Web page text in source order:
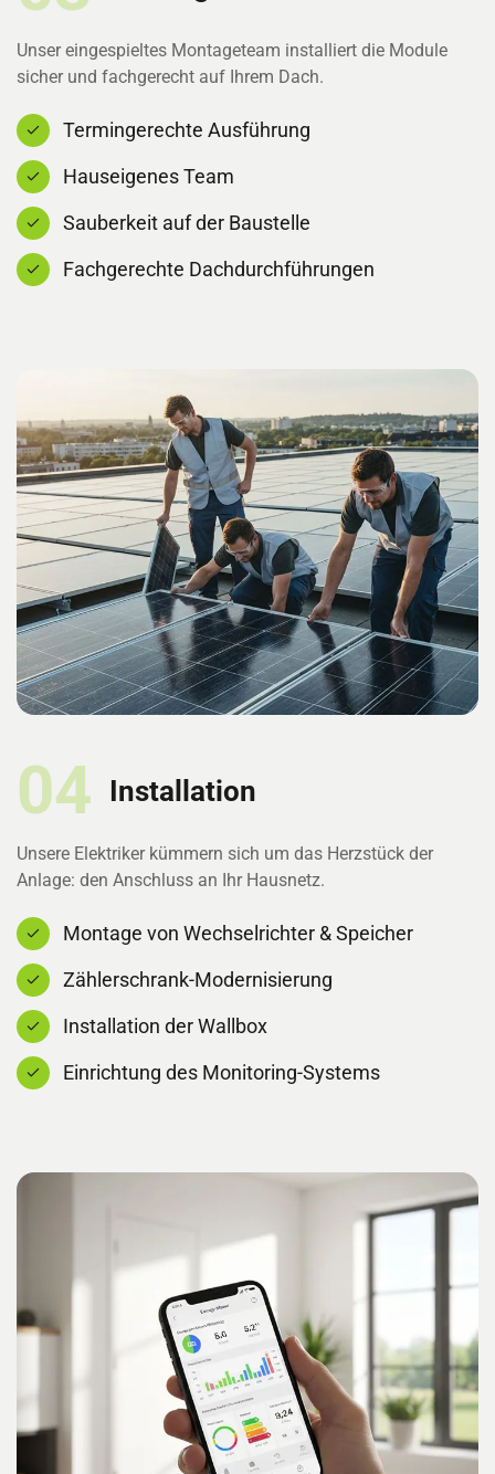
Unser eingespieltes Montageteam installiert die Module
sicher und fachgerecht auf Ihrem Dach.
Termingerechte Ausführung
Hauseigenes Team
Sauberkeit auf der Baustelle
Fachgerechte Dachdurchführungen
04 Installation
Unsere Elektriker kümmern sich um das Herzstück der
Anlage: den Anschluss an Ihr Hausnetz.
Montage von Wechselrichter & Speicher
Zählerschrank-Modernisierung
Installation der Wallbox
Einrichtung des Monitoring-Systems